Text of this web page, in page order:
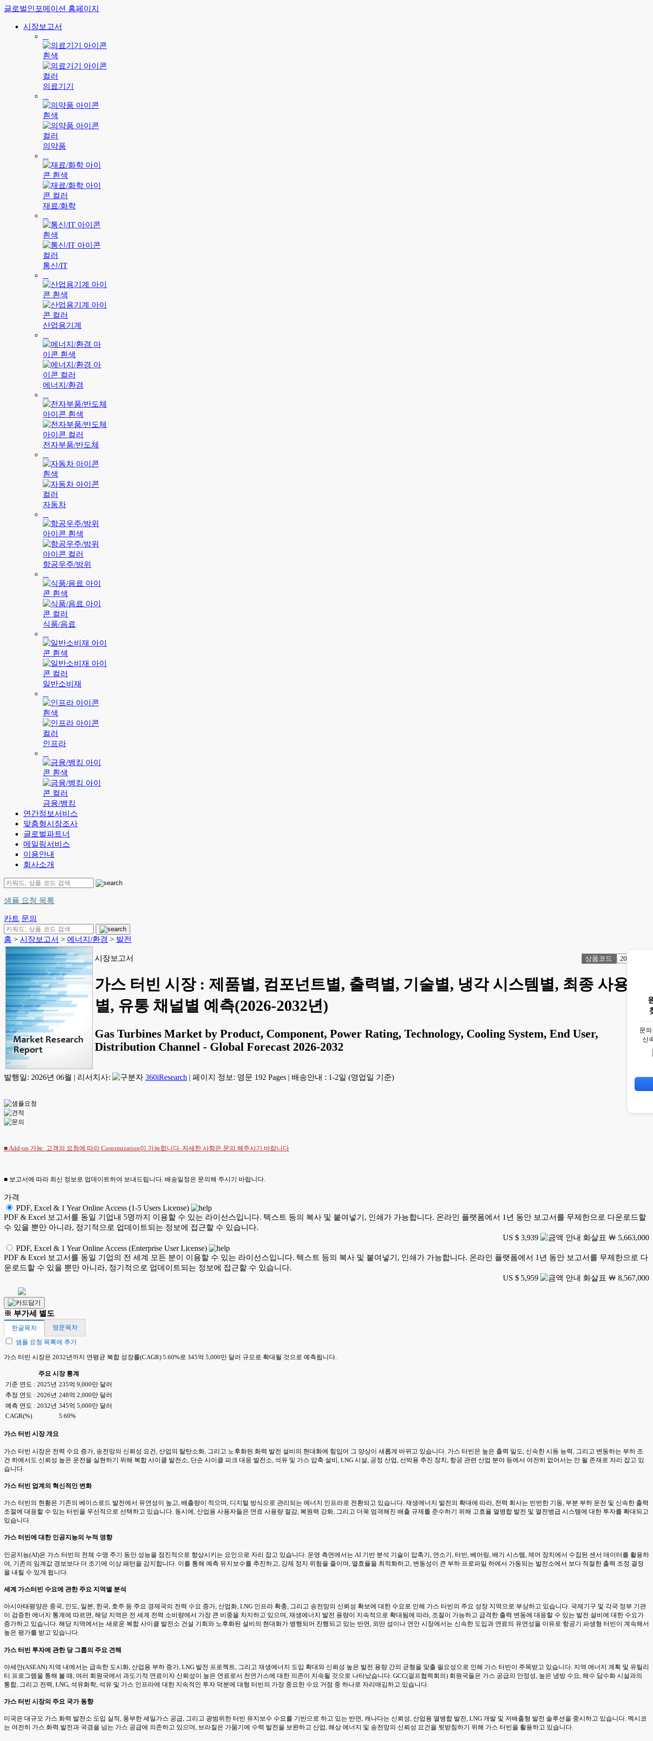
글로벌인포메이션 홈페이지
시장보고서
의료기기
의약품
재료/화학
통신/IT
산업용기계
에너지/환경
전자부품/반도체
자동차
항공우주/방위
식품/음료
일반소비재
인프라
금융/뱅킹
연간정보서비스
맞춤형시장조사
글로벌파트너
메일링서비스
이용안내
회사소개
샘플 요청 목록
카트 문의
홈 > 시장보고서 > 에너지/환경 > 발전
시장보고서 상품코드 2066026
가스 터빈 시장 : 제품별, 컴포넌트별, 출력별, 기술별, 냉각 시스템별, 최종 사용자
별, 유통 채널별 예측(2026-2032년)
Gas Turbines Market by Product, Component, Power Rating, Technology, Cooling System, End User,
Distribution Channel - Global Forecast 2026-2032
발행일: 2026년 06월 | 리서치사: 360iResearch | 페이지 정보: 영문 192 Pages | 배송안내 : 1-2일 (영업일 기준)
■ Add-on 가능: 고객의 요청에 따라 Customization이 가능합니다. 자세한 사항은 문의 해주시기 바랍니다
■ 보고서에 따라 최신 정보로 업데이트하여 보내드립니다. 배송일정은 문의해 주시기 바랍니다.
가격
PDF, Excel & 1 Year Online Access (1-5 Users License)
PDF & Excel 보고서를 동일 기업내 5명까지 이용할 수 있는 라이선스입니다. 텍스트 등의 복사 및 붙여넣기, 인쇄가 가능합니다. 온라인 플랫폼에서 1년 동안 보고서를 무제한으로 다운로드할
수 있을 뿐만 아니라, 정기적으로 업데이트되는 정보에 접근할 수 있습니다.
US $ 3,939
￦ 5,663,000
PDF, Excel & 1 Year Online Access (Enterprise User License)
PDF & Excel 보고서를 동일 기업의 전 세계 모든 분이 이용할 수 있는 라이선스입니다. 텍스트 등의 복사 및 붙여넣기, 인쇄가 가능합니다. 온라인 플랫폼에서 1년 동안 보고서를 무제한으로 다
운로드할 수 있을 뿐만 아니라, 정기적으로 업데이트되는 정보에 접근할 수 있습니다.
US $ 5,959
￦ 8,567,000
※ 부가세 별도
한글목차
영문목차
샘플 요청 목록에 추가
가스 터빈 시장은 2032년까지 연평균 복합 성장률(CAGR) 5.60%로 345억 5,000만 달러 규모로 확대될 것으로 예측됩니다.
주요 시장 통계
기준 연도 : 2025년 235억 9,000만 달러
추정 연도 : 2026년 248억 2,000만 달러
예측 연도 : 2032년 345억 5,000만 달러
CAGR(%)
5.60%
가스 터빈 시장 개요
가스 터빈 시장은 전력 수요 증가, 송전망의 신뢰성 요건, 산업의 탈탄소화, 그리고 노후화된 화력 발전 설비의 현대화에 힘입어 그 양상이 새롭게 바뀌고 있습니다. 가스 터빈은 높은 출력 밀도, 신속한 시동 능력, 그리고 변동하는 부하 조
건 하에서도 신뢰성 높은 운전을 실현하기 위해 복합 사이클 발전소, 단순 사이클 피크 대응 발전소, 석유 및 가스 압축 설비, LNG 시설, 공정 산업, 선박용 추진 장치, 항공 관련 산업 분야 등에서 여전히 없어서는 안 될 존재로 자리 잡고 있
습니다.
가스 터빈 업계의 혁신적인 변화
가스 터빈의 현황은 기존의 베이스로드 발전에서 유연성이 높고, 배출량이 적으며, 디지털 방식으로 관리되는 에너지 인프라로 전환되고 있습니다. 재생에너지 발전의 확대에 따라, 전력 회사는 빈번한 기동, 부분 부하 운전 및 신속한 출력
조절에 대응할 수 있는 터빈을 우선적으로 선택하고 있습니다. 동시에, 산업용 사용자들은 연료 사용량 절감, 복원력 강화, 그리고 더욱 엄격해진 배출 규제를 준수하기 위해 고효율 열병합 발전 및 열전병급 시스템에 대한 투자를 확대되고
있습니다.
가스 터빈에 대한 인공지능의 누적 영향
인공지능(AI)은 가스 터빈의 전체 수명 주기 동안 성능을 점진적으로 향상시키는 요인으로 자리 잡고 있습니다. 운영 측면에서는 AI 기반 분석 기술이 압축기, 연소기, 터빈, 베어링, 배기 시스템, 제어 장치에서 수집된 센서 데이터를 활용하
여, 기존의 임계값 경보보다 더 조기에 이상 패턴을 감지합니다. 이를 통해 예측 유지보수를 추진하고, 강제 정지 위험을 줄이며, 열효율을 최적화하고, 변동성이 큰 부하 프로파일 하에서 가동되는 발전소에서 보다 적절한 출력 조정 결정
을 내릴 수 있게 됩니다.
세계 가스터빈 수요에 관한 주요 지역별 분석
아시아태평양은 중국, 인도, 일본, 한국, 호주 등 주요 경제국의 전력 수요 증가, 산업화, LNG 인프라 확충, 그리고 송전망의 신뢰성 확보에 대한 수요로 인해 가스 터빈의 주요 성장 지역으로 부상하고 있습니다. 국제기구 및 각국 정부 기관
이 검증한 에너지 통계에 따르면, 해당 지역은 전 세계 전력 소비량에서 가장 큰 비중을 차지하고 있으며, 재생에너지 발전 용량이 지속적으로 확대됨에 따라, 조절이 가능하고 급격한 출력 변동에 대응할 수 있는 발전 설비에 대한 수요가
증가하고 있습니다. 해당 지역에서는 새로운 복합 사이클 발전소 건설 기회와 노후화된 설비의 현대화가 병행되어 진행되고 있는 반면, 외딴 섬이나 연안 시장에서는 신속한 도입과 연료의 유연성을 이유로 항공기 파생형 터빈이 계속해서
높은 평가를 받고 있습니다.
가스 터빈 투자에 관한 당 그룹의 주요 견해
아세안(ASEAN) 지역 내에서는 급속한 도시화, 산업용 부하 증가, LNG 발전 프로젝트, 그리고 재생에너지 도입 확대와 신뢰성 높은 발전 용량 간의 균형을 맞출 필요성으로 인해 가스 터빈이 주목받고 있습니다. 지역 에너지 계획 및 유틸리
티 프로그램을 통해 볼 때, 여러 회원국에서 과도기적 연료이자 신뢰성이 높은 연료로서 천연가스에 대한 의존이 지속될 것으로 나타났습니다. GCC(걸프협력회의) 회원국들은 가스 공급의 안정성, 높은 냉방 수요, 해수 담수화 시설과의
통합, 그리고 전력, LNG, 석유화학, 석유 및 가스 인프라에 대한 지속적인 투자 덕분에 대형 터빈의 가장 중요한 수요 거점 중 하나로 자리매김하고 있습니다.
가스 터빈 시장의 주요 국가 동향
미국은 대규모 가스 화력 발전소 도입 실적, 풍부한 셰일가스 공급, 그리고 광범위한 터빈 유지보수 수요를 기반으로 하고 있는 반면, 캐나다는 신뢰성, 산업용 열병합 발전, LNG 개발 및 저배출형 발전 솔루션을 중시하고 있습니다. 멕시코
는 여전히 가스 화력 발전과 국경을 넘는 가스 공급에 의존하고 있으며, 브라질은 가뭄기에 수력 발전을 보완하고 산업, 해상 에너지 및 송전망의 신뢰성 요건을 뒷받침하기 위해 가스 터빈을 활용하고 있습니다.
문
신